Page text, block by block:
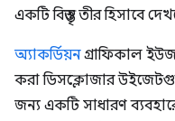
একটি বিস্তৃত তীর হিসাবে
অ্যাকর্ডিয়নগ্রাফিকাল
করা ডিসক্লোজার
জন্য একটি সাধারণ